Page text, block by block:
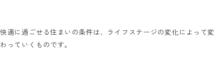
快適に過ごせる住まいの条件は、ライフステージの変化によって変
わっていくものです。